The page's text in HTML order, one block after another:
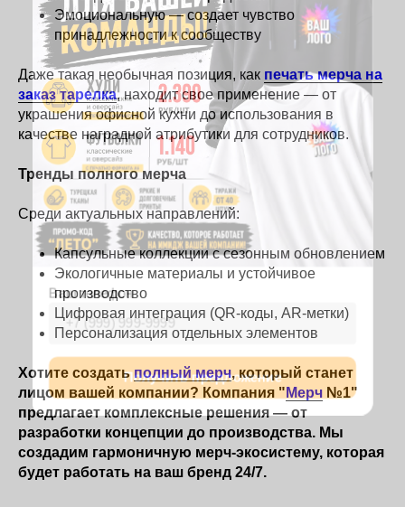
Ваш телефон
Эмоциональную — создает чувство
принадлежности к сообществу
Даже такая необычная позиция, как печать мерча на
заказ тарелка, находит свое применение — от
украшения офисной кухни до использования в
качестве наградной атрибутики для сотрудников.
Тренды полного мерча
Среди актуальных направлений:
Капсульные коллекции с сезонным обновлением
Экологичные материалы и устойчивое
производство
Цифровая интеграция (QR-коды, AR-метки)
Персонализация отдельных элементов
Хотите создать полный мерч, который станет
лицом вашей компании? Компания " Мерч №1"
предлагает комплексные решения — от
разработки концепции до производства. Мы
создадим гармоничную мерч-экосистему, которая
будет работать на ваш бренд 24/7.